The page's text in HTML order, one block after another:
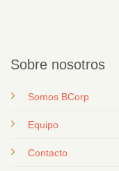
Sobre nosotros
Somos BCorp
Equipo
Contacto